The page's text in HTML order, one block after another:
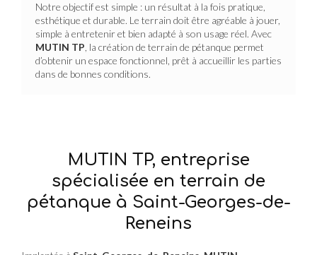
Notre objectif est simple : un résultat à la fois pratique,
esthétique et durable. Le terrain doit être agréable à jouer,
simple à entretenir et bien adapté à son usage réel. Avec
MUTIN TP, la création de terrain de pétanque permet
d’obtenir un espace fonctionnel, prêt à accueillir les parties
dans de bonnes conditions.
MUTIN TP, entreprise
spécialisée en terrain de
pétanque à Saint-Georges-de-
Reneins